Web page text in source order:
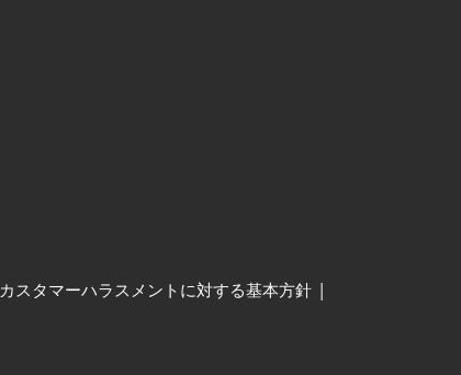
カスタマーハラスメントに対する基本方針